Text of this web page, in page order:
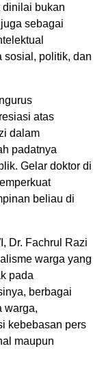
dinilai bukan
sebagai
sosial, politik, dan
atas
dalam
padatnya
Gelar doktor di
beliau di
Dr. Fachrul Razi
warga yang
pada
berbagai
warga,
kebebasan pers
maupun